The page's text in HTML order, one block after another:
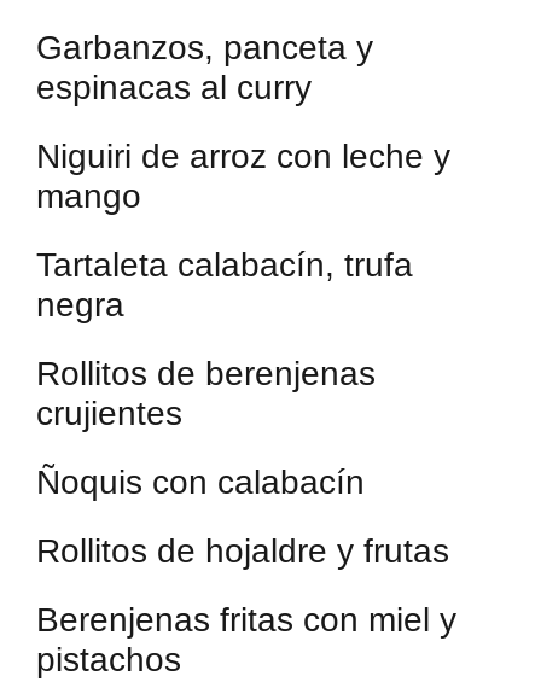
Garbanzos, panceta y
espinacas al curry
Niguiri de arroz con leche y
mango
Tartaleta calabacín, trufa
negra
Rollitos de berenjenas
crujientes
Ñoquis con calabacín
Rollitos de hojaldre y frutas
Berenjenas fritas con miel y
pistachos